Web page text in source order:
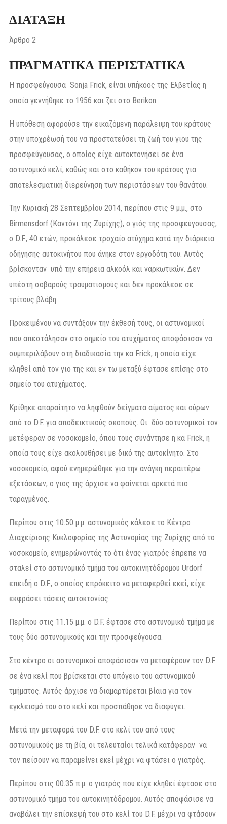
ΔΙΑΤΑΞΗ
Άρθρο 2
ΠΡΑΓΜΑΤΙΚΑ ΠΕΡΙΣΤΑΤΙΚΑ
Η προσφεύγουσα Sonja Frick, είναι υπήκοος της Ελβετίας η
οποία γεννήθηκε το 1956 και ζει στο Berikon.
Η υπόθεση αφορούσε την εικαζόμενη παράλειψη του κράτους
στην υποχρέωσή του να προστατεύσει τη ζωή του γιου της
προσφεύγουσας, ο οποίος είχε αυτοκτονήσει σε ένα
αστυνομικό κελί, καθώς και στο καθήκον του κράτους για
αποτελεσματική διερεύνηση των περιστάσεων του θανάτου.
Την Κυριακή 28 Σεπτεμβρίου 2014, περίπου στις 9 μ.μ., στο
Birmensdorf (Καντόνι της Ζυρίχης), ο γιός της προσφεύγουσας,
ο D.F., 40 ετών, προκάλεσε τροχαίο ατύχημα κατά την διάρκεια
οδήγησης αυτοκινήτου που άνηκε στον εργοδότη του. Αυτός
βρίσκονταν υπό την επήρεια αλκοόλ και ναρκωτικών. Δεν
υπέστη σοβαρούς τραυματισμούς και δεν προκάλεσε σε
τρίτους βλάβη.
Προκειμένου να συντάξουν την έκθεσή τους, οι αστυνομικοί
που απεστάλησαν στο σημείο του ατυχήματος αποφάσισαν να
συμπεριλάβουν στη διαδικασία την κα Frick, η οποία είχε
κληθεί από τον γιο της και εν τω μεταξύ έφτασε επίσης στο
σημείο του ατυχήματος.
Κρίθηκε απαραίτητο να ληφθούν δείγματα αίματος και ούρων
από το D.F. για αποδεικτικούς σκοπούς. Οι δύο αστυνομικοί τον
μετέφεραν σε νοσοκομείο, όπου τους συνάντησε η κα Frick, η
οποία τους είχε ακολουθήσει με δικό της αυτοκίνητο. Στο
νοσοκομείο, αφού ενημερώθηκε για την ανάγκη περαιτέρω
εξετάσεων, ο γιος της άρχισε να φαίνεται αρκετά πιο
ταραγμένος.
Περίπου στις 10.50 μ.μ. αστυνομικός κάλεσε το Κέντρο
Διαχείρισης Κυκλοφορίας της Αστυνομίας της Ζυρίχης από το
νοσοκομείο, ενημερώνοντάς το ότι ένας γιατρός έπρεπε να
σταλεί στο αστυνομικό τμήμα του αυτοκινητόδρομου Urdorf
επειδή ο D.F., ο οποίος επρόκειτο να μεταφερθεί εκεί, είχε
εκφράσει τάσεις αυτοκτονίας.
Περίπου στις 11.15 μ.μ. ο D.F. έφτασε στο αστυνομικό τμήμα με
τους δύο αστυνομικούς και την προσφεύγουσα.
Στο κέντρο οι αστυνομικοί αποφάσισαν να μεταφέρουν τον D.F.
σε ένα κελί που βρίσκεται στο υπόγειο του αστυνομικού
τμήματος. Αυτός άρχισε να διαμαρτύρεται βίαια για τον
εγκλεισμό του στο κελί και προσπάθησε να διαφύγει.
Μετά την μεταφορά του D.F. στο κελί του από τους
αστυνομικούς με τη βία, οι τελευταίοι τελικά κατάφεραν να
τον πείσουν να παραμείνει εκεί μέχρι να φτάσει ο γιατρός.
Περίπου στις 00.35 π.μ. ο γιατρός που είχε κληθεί έφτασε στο
αστυνομικό τμήμα του αυτοκινητόδρομου. Αυτός αποφάσισε να
αναβάλει την επίσκεψή του στο κελί του D.F. μέχρι να φτάσουν